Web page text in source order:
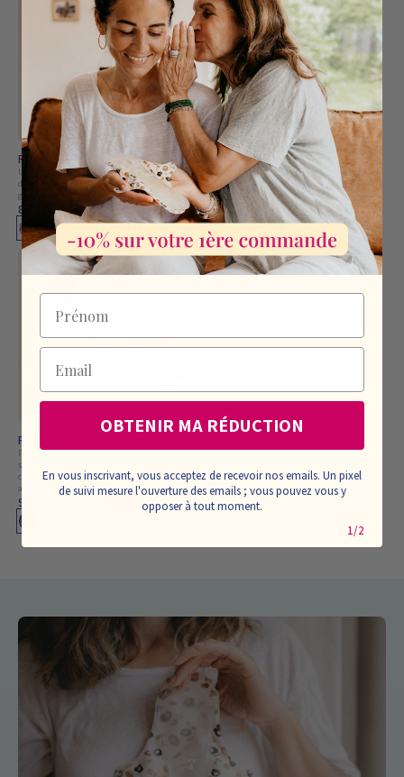
Rituel Tonus & circulation
Un rituel complet et puissant pour retrouver
des jambes légères, diminuer la sensation de
gonflement et améliorer la circulation.
89,90€112,80€ -20%
Rituel Confort Intestinal
Idéal en cas de constipation, de transit ralenti,
de ventre lourd ou lorsque le corps a besoin
d’un coup de pouce doux et respectueux.
74,90€92,90€ -19%
Rituel Confort Féminin
Parfait en cas de tensions dans le bassin,
sensation de lourdeur, inconforts liés au
cycle, ou douleurs chroniques difficiles à
apaiser durablement
99,90€
Prénom
Email
OBTENIR MA RÉDUCTION
En vous inscrivant, vous acceptez de recevoir nos emails. Un pixel
de suivi mesure l'ouverture des emails ; vous pouvez vous y
opposer à tout moment.
1/2